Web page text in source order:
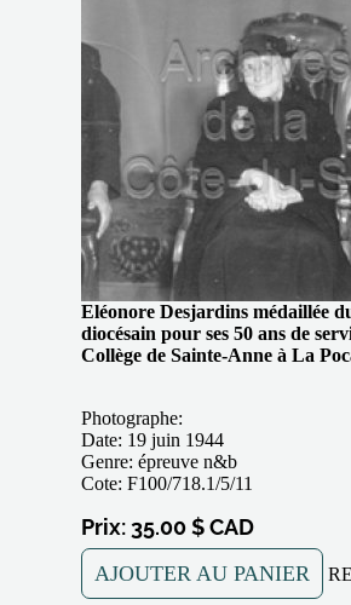
Eléonore Desjardins médaillée
diocésain pour ses 50 ans de
Collège de Sainte-Anne à La
Photographe:
Date: 19 juin 1944
Genre: épreuve n&b
Cote: F100/718.1/5/11
Prix: 35.00 $ CAD
AJOUTER AU PANIER